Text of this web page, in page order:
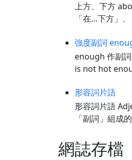
上方、下方
「在…下方」
強度副詞
enough 作副
is not hot
形容詞片語
形容詞片語
「副詞」組成
網誌存檔